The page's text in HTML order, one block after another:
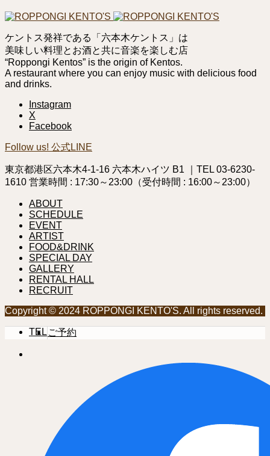
ケントス発祥である「六本木ケントス」は
美味しい料理とお酒と共に音楽を楽しむ店
“Roppongi Kentos” is the origin of Kentos.
A restaurant where you can enjoy music with delicious food
and drinks.
Instagram
X
Facebook
Follow us! 公式LINE
東京都港区六本木4-1-16 六本木ハイツ B1 ｜TEL 03-6230-
1610 営業時間 : 17:30～23:00（受付時間 : 16:00～23:00）
ABOUT
SCHEDULE
EVENT
ARTIST
FOOD&DRINK
SPECIAL DAY
GALLERY
RENTAL HALL
RECRUIT
Copyright © 2024 ROPPONGI KENTO'S. All rights reserved.
TEL ご予約